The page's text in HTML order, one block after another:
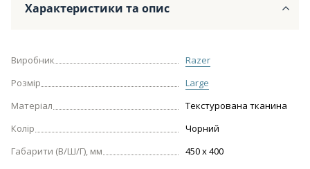
Характеристики та опис
Виробник
Razer
Розмір
Large
Матеріал
Текстурована тканина
Колір
Чорний
Габарити (В/Ш/Г), мм
450 x 400